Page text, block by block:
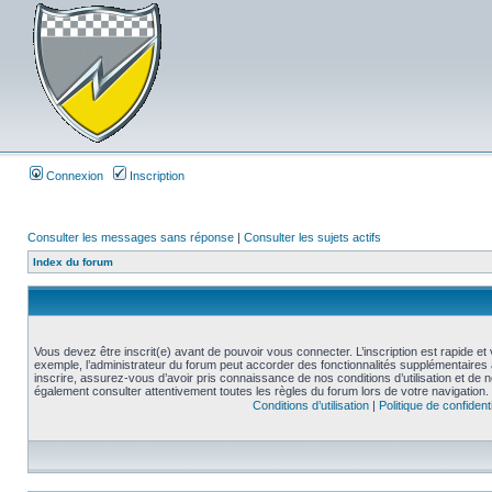
Connexion Inscription
Consulter les messages sans réponse | Consulter les sujets actifs
Index du forum
Vous devez être inscrit(e) avant de pouvoir vous connecter. L’inscription est rapide
exemple, l’administrateur du forum peut accorder des fonctionnalités
inscrire, assurez-vous d’avoir pris connaissance de nos conditions d’utilisation et de
également consulter attentivement toutes les règles du forum lors de votre navigation.
Conditions d’utilisation| Politique de